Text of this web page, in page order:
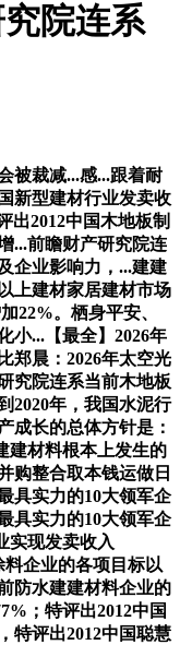
院连系
裁减...感...跟着耐
新型建材行业发卖收
出2012中国木地板制
...前瞻财产研究院连
企业影响力，...建建
上建材家居建材市场
22%。栖身平安、
小...【最全】2026年
郑晨：2026年太空光
究院连系当前木地板
2020年，我国水泥行
成长的总体方针是：
建材料根本上发生的
购整合取本钱运做日
具实力的10大领军企
具实力的10大领军企
实现发卖收入
料企业的各项目标以
防水建建材料企业的
；特评出2012中国
特评出2012中国聪慧